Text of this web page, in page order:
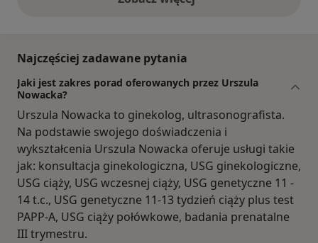
opinie powyżej
Najczęściej zadawane pytania
Jaki jest zakres porad oferowanych przez Urszula
Nowacka?
Urszula Nowacka to ginekolog, ultrasonografista.
Na podstawie swojego doświadczenia i
wykształcenia Urszula Nowacka oferuje usługi takie
jak: konsultacja ginekologiczna, USG ginekologiczne,
USG ciąży, USG wczesnej ciąży, USG genetyczne 11 -
14 t.c., USG genetyczne 11-13 tydzień ciąży plus test
PAPP-A, USG ciąży połówkowe, badania prenatalne
III trymestru.